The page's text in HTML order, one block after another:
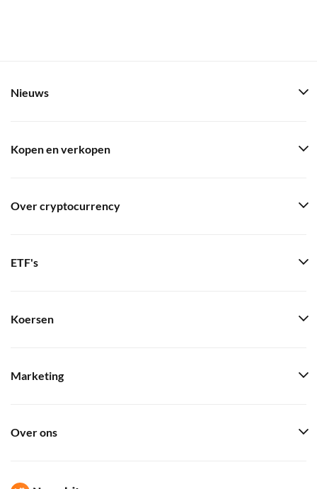
Nieuws
Kopen en verkopen
Over cryptocurrency
ETF's
Koersen
Marketing
Over ons